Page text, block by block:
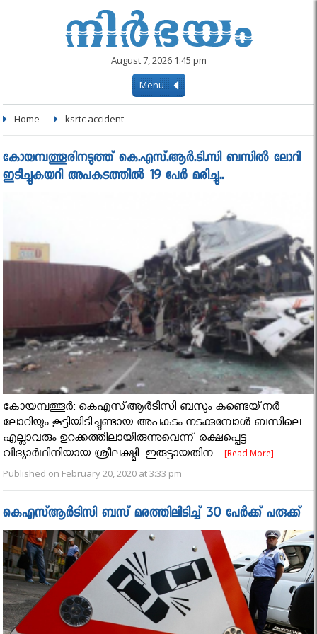
August 7, 2026 1:45 pm
Menu
Home ksrtc accident
കോയമ്പത്തൂരിനടുത്ത് കെ.എസ്.ആര്‍.ടി.സി ബസില്‍ ലോറി
ഇടിച്ചുകയറി അപകടത്തില്‍ 19 പേര്‍ മരിച്ചു..
കോയമ്പത്തൂര്‍: കെഎസ്ആര്‍ടിസി ബസും കണ്ടെയ്‌നര്‍
ലോറിയും കൂട്ടിയിടിച്ചുണ്ടായ അപകടം നടക്കുമ്പോള്‍ ബസിലെ
എല്ലാവരും ഉറക്കത്തിലായിരുന്നുവെന്ന് രക്ഷപ്പെട്ട
വിദ്യാര്‍ഥിനിയായ ശ്രീലക്ഷ്മി. ഇരുട്ടായതിന...[Read More]
Published on February 20, 2020 at 3:33 pm
കെഎസ്ആർടിസി ബസ് മരത്തിലിടിച്ച് 30 പേർക്ക് പരുക്ക്